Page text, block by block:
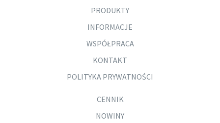
PRODUKTY
INFORMACJE
WSPÓŁPRACA
KONTAKT
POLITYKA PRYWATNOŚCI
CENNIK
NOWINY